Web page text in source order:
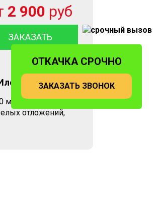
2 900 руб
ЗАКАЗАТЬ
метров+
отложений,
ОТКАЧКА СРОЧНО
ЗАКАЗАТЬ ЗВОНОК